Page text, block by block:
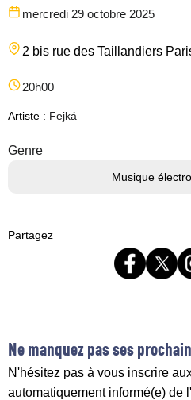
mercredi 29 octobre 2025
2 bis rue des Taillandiers
20h00
Artiste : Fejká
Genre
Musique
Partagez
Ne manquez pas ses
N'hésitez pas à vous inscrire
automatiquement informé(e) de